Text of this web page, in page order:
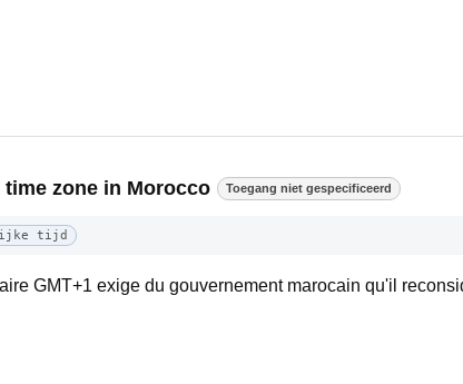
zone in Morocco Toegang niet gespecificeerd
tijd
GMT+1 exige du gouvernement marocain qu'il